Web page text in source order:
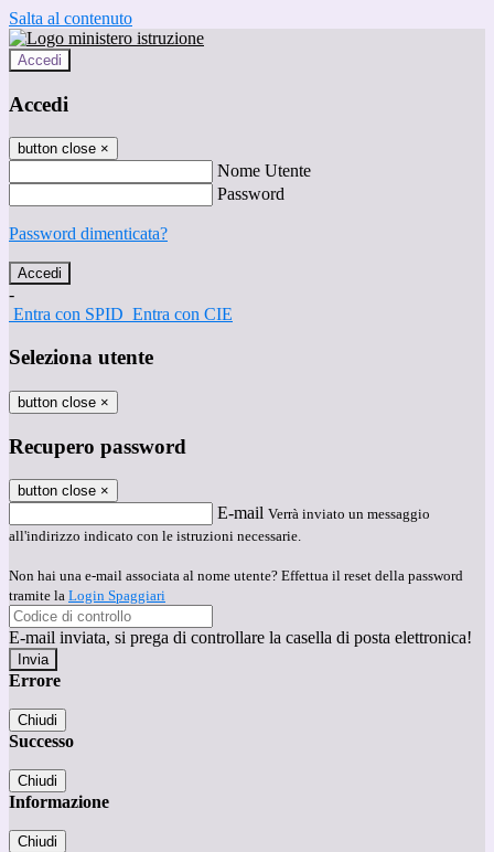
Salta al contenuto
Accedi
Accedi
button close ×
Nome Utente
Password
Password dimenticata?
-
Entra con SPID Entra con CIE
Seleziona utente
button close ×
Recupero password
button close ×
E-mail Verrà inviato un messaggio
all'indirizzo indicato con le istruzioni necessarie.
Non hai una e-mail associata al nome utente? Effettua il reset della password
tramite la Login Spaggiari
E-mail inviata, si prega di controllare la casella di posta elettronica!
Errore
Chiudi
Successo
Chiudi
Informazione
Chiudi